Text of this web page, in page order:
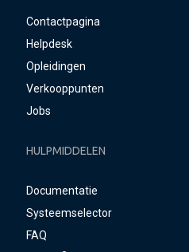
Contactpagina
Helpdesk
Opleidingen
Verkooppunten
Jobs
HULPMIDDELEN
Documentatie
Systeemselector
FAQ